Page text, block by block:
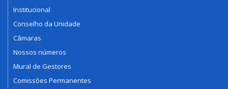
Institucional
Conselho da Unidade
Câmaras
Nossos números
Mural de Gestores
Comissões Permanentes